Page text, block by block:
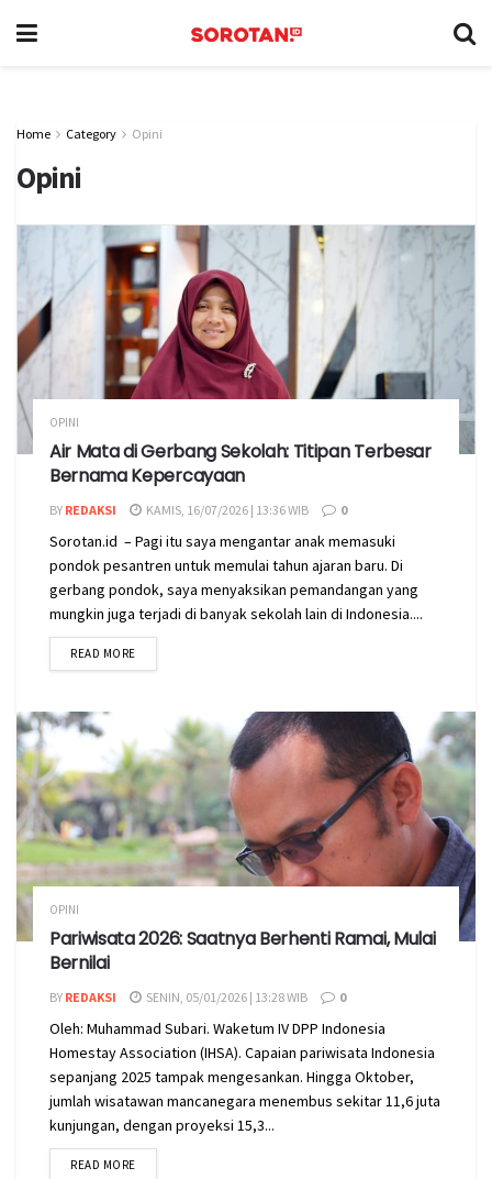
Home Category Opini
Opini
OPINI
Air Mata di Gerbang Sekolah: Titipan Terbesar
Bernama Kepercayaan
BY REDAKSI KAMIS, 16/07/2026 | 13:36 WIB 0
Sorotan.id – Pagi itu saya mengantar anak memasuki
pondok pesantren untuk memulai tahun ajaran baru. Di
gerbang pondok, saya menyaksikan pemandangan yang
mungkin juga terjadi di banyak sekolah lain di Indonesia....
READ MORE
OPINI
Pariwisata 2026: Saatnya Berhenti Ramai, Mulai
Bernilai
BY REDAKSI SENIN, 05/01/2026 | 13:28 WIB 0
Oleh: Muhammad Subari. Waketum IV DPP Indonesia
Homestay Association (IHSA). Capaian pariwisata Indonesia
sepanjang 2025 tampak mengesankan. Hingga Oktober,
jumlah wisatawan mancanegara menembus sekitar 11,6 juta
kunjungan, dengan proyeksi 15,3...
READ MORE